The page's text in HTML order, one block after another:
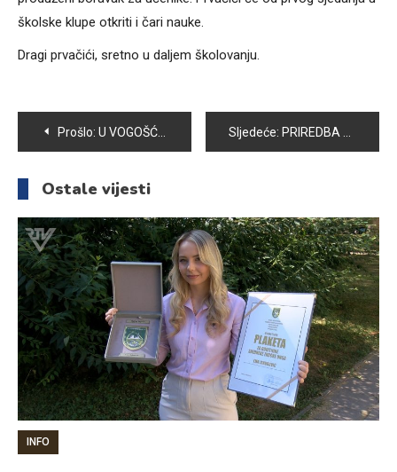
školske klupe otkriti i čari nauke.
Dragi prvačići, sretno u daljem školovanju.
Navigacija
članaka
Prošlo: U VOGOŠĆI OBILJEŽENA 24.GODIŠNJICA FORMIRANJA 1.KORPUSA ARMIJE RBiH Sljedeće: PRIREDBA POVODOM SVEČANOG PRIJEMA PRVAČIĆA ORGANIZOVANA JE I U OSNOVNOJ ŠKOLI „ZAHID BARUČIJA“ U VOGOŠĆI
Ostale vijesti
INFO